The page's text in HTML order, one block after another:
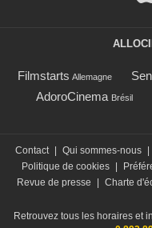
Filmstarts Allemagne
AdoroCinema Brésil
Contact Qui sommes-nous
Politique de cookies
Revue de presse
Charte
Retrouvez tous les horaires et